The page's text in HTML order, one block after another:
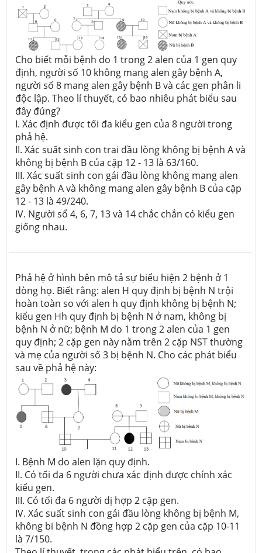
Cho biết mỗi bệnh do 1 trong 2 alen của 1 gen quy
định, người số 10 không mang alen gây bệnh A,
người số 8 mang alen gây bệnh B và các gen phân li
độc lập. Theo lí thuyết, có bao nhiêu phát biểu sau
đây đúng?
I. Xác định được tối đa kiểu gen của 8 người trong
phả hệ.
II. Xác suất sinh con trai đầu lòng không bị bệnh A và
không bị bệnh B của cặp 12 - 13 là 63/160.
III. Xác suất sinh con gái đầu lòng không mang alen
gây bệnh A và không mang alen gây bệnh B của cặp
12 - 13 là 49/240.
IV. Người sổ 4, 6, 7, 13 và 14 chắc chắn có kiểu gen
giống nhau.
Phả hệ ở hình bên mô tả sự biểu hiện 2 bệnh ở 1
dòng họ. Biết rằng: alen H quy định bị bệnh N trội
hoàn toàn so với alen h quy định không bị bệnh N;
kiểu gen Hh quy định bị bệnh N ở nam, không bị
bệnh N ở nữ; bệnh M do 1 trong 2 alen của 1 gen
quy định; 2 cặp gen này nằm trên 2 cặp NST thường
và mẹ của người số 3 bị bệnh N. Cho các phát biểu
sau về phả hệ này:
I. Bệnh M do alen lặn quy định.
II. Có tối đa 6 người chưa xác định được chính xác
kiểu gen.
III. Có tối đa 6 người dị hợp 2 cặp gen.
IV. Xác suất sinh con gái đầu lòng không bị bệnh M,
không bi bệnh N đồng hợp 2 cặp gen của cặp 10-11
là 7/150.